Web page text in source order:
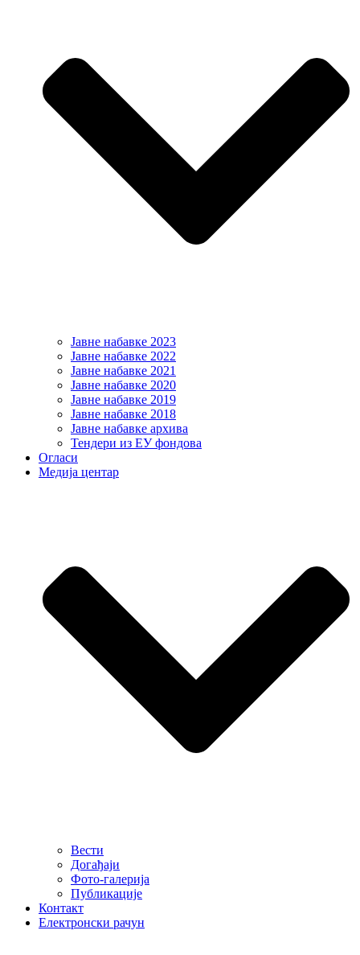
Јавне набавке 2023
Јавне набавке 2022
Јавне набавке 2021
Јавне набавке 2020
Јавне набавке 2019
Јавне набавке 2018
Јавне набавке архива
Тендери из ЕУ фондова
Огласи
Медија центар
Вести
Догађаји
Фото-галерија
Публикације
Контакт
Електронски рачун